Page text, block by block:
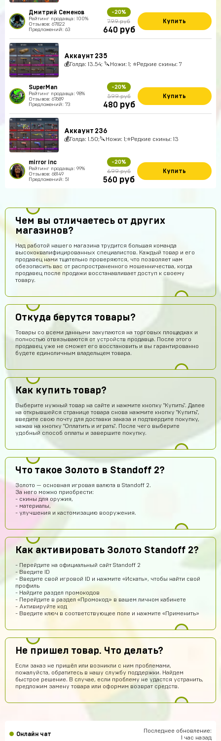
Дмитрий Семенов
Рейтинг продавца: 100%
Отзывов: 67822
Предложений: 63
-20%
799 руб
640 руб
Купить
Аккаунт 235
💰Голда: 13.54; 🔪Ножи: 1; ⭐️Редкие скины: 7
SuperMan
Рейтинг продавца: 98%
Отзывов: 67689
Предложений: 73
-20%
599 руб
480 руб
Купить
Аккаунт 236
💰Голда: 1.50;🔪Ножи: 1;⭐️Редкие скины: 13
mirror inc
Рейтинг продавца: 99%
Отзывов: 68149
Предложений: 51
-20%
699 руб
560 руб
Купить
Чем вы отличаетесь от других
магазинов?
Над работой нашего магазина трудится большая команда
высококвалифицированных специалистов. Каждый товар и его
продавец нами тщательно проверяются, что позволяет нам
обезопасить вас от распространенного мошенничества, когда
продавец после продажи восстанавливает доступ к своему
товару.
Откуда берутся товары?
Товары со всеми данными закупаются на торговых площадках и
полностью отвязываются от устройств продавца. После этого
продавец уже не сможет его восстановить и вы гарантированно
будете единоличным владельцем товара.
Как купить товар?
Выберите нужный товар на сайте и нажмите кнопку "Купить". Далее
на открывшейся странице товара снова нажмите кнопку "Купить",
введите свою почту для доставки заказа и подтвердите покупку,
нажав на кнопку "Оплатить и играть". После чего выберите
удобный способ оплаты и завершите покупку.
Что такое Золото в Standoff 2?
Золото — основная игровая валюта в Standoff 2.
За него можно приобрести:
- скины для оружия,
- материалы,
- улучшения и кастомизацию вооружения.
Как активировать Золото Standoff 2?
- Перейдите на официальный сайт Standoff 2
- Введите ID
- Введите свой игровой ID и нажмите «Искать», чтобы найти свой
профиль
- Найдите раздел промокодов
- Перейдите в раздел «Промокод» в вашем личном кабинете
- Активируйте код
- Введите ключ в соответствующее поле и нажмите «Применить»
Не пришел товар. Что делать?
Если заказ не пришёл или возникли с ним проблемами,
пожалуйста, обратитесь в нашу службу поддержки. Найдем
быстрое решение. В случае, если проблему не удастся устранить,
предложим замену товара или оформим возврат средств.
Онлайн чат
Последнее обновление:
1 час назад
Саша Соколов
Нет магаз не кидает все клево
ksgs 14 часов назад
Ку всем
Тамерлан Хамраев
Это рили рили
Геннадий Быков 11 часов назад
Егор Воробьев 10 часов назад
Как ввести купленный аккаунт stand-off 2
Игорь Волков
Тоооп
тут точно не кидают я проверил